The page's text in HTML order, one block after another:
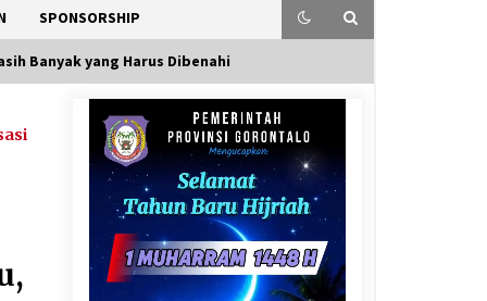
SPONSORSHIP
Banyak yang Harus Dibenahi